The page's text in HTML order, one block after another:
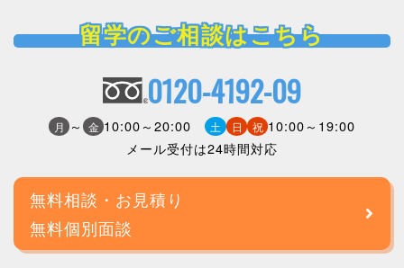
留学のご相談はこちら
0120-4192-09
月 ～ 金 10:00～20:00 土 日 祝 10:00～19:00
メール受付は24時間対応
無料相談・お見積り
無料個別面談